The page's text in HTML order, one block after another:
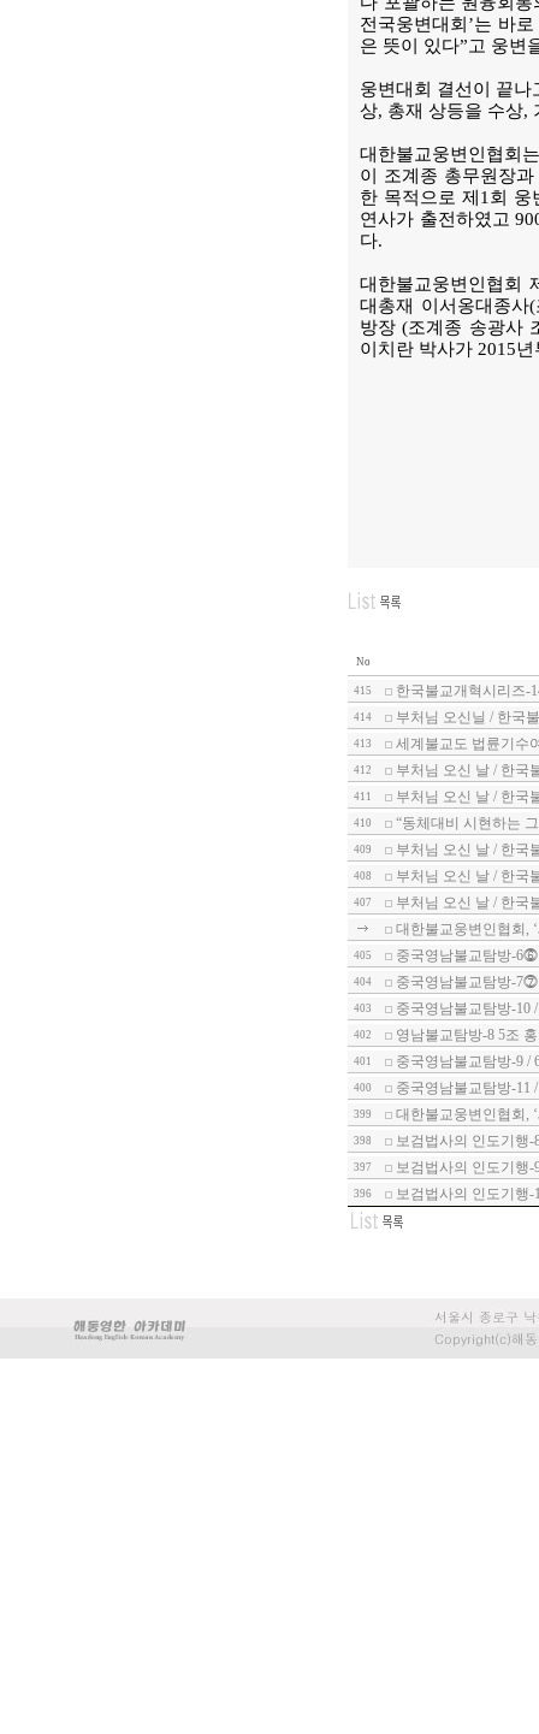
전국웅변대회’는 바
은 뜻이 있다”고 웅변
웅변대회 결선이 끝
상, 총재 상등을 수상,
대한불교웅변인협회
이 조계종 총무원장
한 목적으로 제1회
연사가 출전하였고
다.
대한불교웅변인협회
대총재 이서옹대종사
방장 (조계종 송광사
이치란 박사가 2015
No
415 한국불교개혁시리즈-
414 부처님 오신닐 / 한국
413 세계불교도 법륜기수
412 부처님 오신 날 / 한국
411 부처님 오신 날 / 한국
410 “동체대비 시현하는
409 부처님 오신 날 / 한국
408 부처님 오신 날 / 한국
407
부처님 오신 날 / 한국
대한불교웅변인협회,
405 중국영남불교탐방-
404 중국영남불교탐방-
403 중국영남불교탐방-10
402 영남불교탐방-8 5조
401 중국영남불교탐방-9 /
400 중국영남불교탐방-11
399 대한불교웅변인협회,
398 보검법사의 인도기행
397 보검법사의 인도기행
396 보검법사의 인도기행